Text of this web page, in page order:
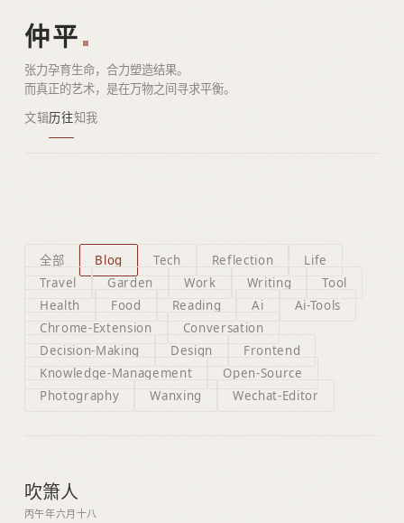
仲平
张力孕育生命，合力塑造结果。
而真正的艺术，是在万物之间寻求平衡。
文辑历往知我
全部 Blog Tech Reflection
Life
Travel
Garden Work Writing
Tool
Health
Food Reading Ai
Ai-Tools
Chrome-Extension
Conversation
Decision-Making
Design
Frontend
Knowledge-Management
Open-Source
Photography
Wanxing Wechat-Editor
吹箫人
丙午年六月十八